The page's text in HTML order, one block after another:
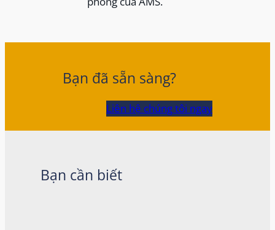
Bạn đã sẵn sàng?
Liên hệ chúng tôi ngay
Bạn cần biết